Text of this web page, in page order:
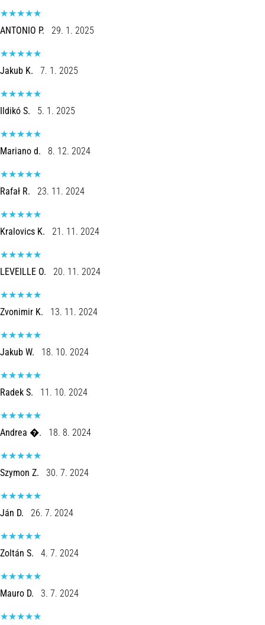
artigos
ANTONIO P. 29. 1. 2025
Jakub K. 7. 1. 2025
Ildikó S. 5. 1. 2025
Mariano d. 8. 12. 2024
Rafał R. 23. 11. 2024
Kralovics K. 21. 11. 2024
LEVEILLE O. 20. 11. 2024
Zvonimir K. 13. 11. 2024
Jakub W. 18. 10. 2024
Radek S. 11. 10. 2024
Andrea �. 18. 8. 2024
Szymon Z. 30. 7. 2024
Ján D. 26. 7. 2024
Zoltán S. 4. 7. 2024
Mauro D. 3. 7. 2024